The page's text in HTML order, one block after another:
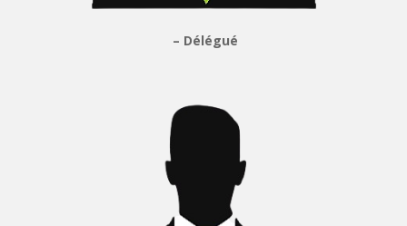
– Délégué